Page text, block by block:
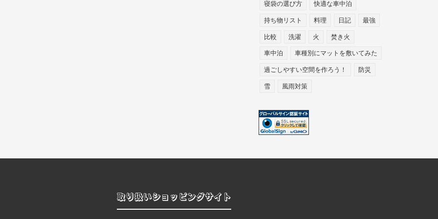
寝袋の選び方 快適な車中泊
持ち物リスト 料理 日記 最強
比較 洗濯 火 焚き火
車中泊 車種別にマットを敷いてみた
過ごしやすい空間を作ろう！ 防災
雪 風雨対策
取り扱いショッピングサイト